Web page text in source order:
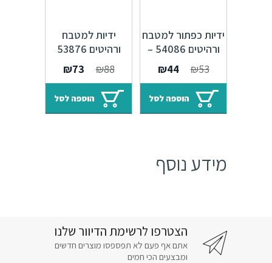
ידיות כפתור למטבח
ורהיטים 54086 –
42 מ"מ ברזל עתיק
Bell F22
₪53
המחיר
המקורי
היה:
₪53.
₪44
הנוכחי
הוא:
₪44.
הוספה לסל
ידיות למטבח
ורהיטים 53876
מ"מ ברזל עתיק
Trail F22
₪88
המחיר
המקורי
היה:
₪88.
₪73
הנוכחי
הוא:
₪73.
הוספה לסל
מידע נוסף
הצטרפו לרשימת הדיוור שלנו
אתם אף פעם לא תפספסו מוצרים חדשים
ומבצעים הכי חמים